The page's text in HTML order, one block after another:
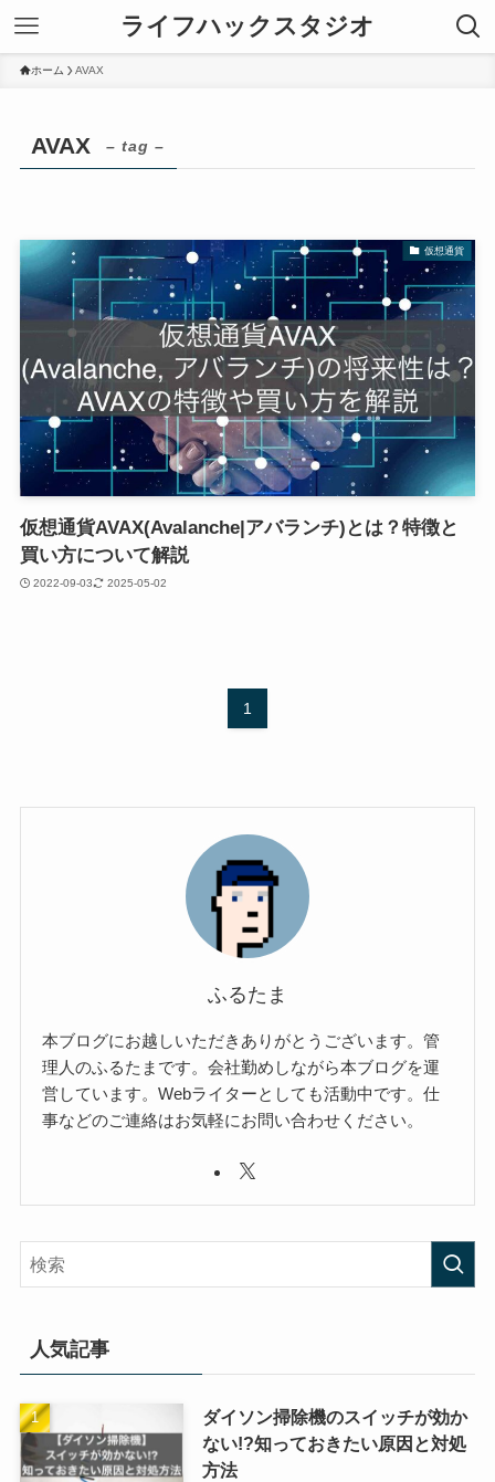
ライフハックスタジオ
ホーム AVAX
AVAX – tag –
仮想通貨
仮想通貨AVAX(Avalanche|アバランチ)とは？特徴と
買い方について解説
2022-09-03 2025-05-02
1
ふるたま
本ブログにお越しいただきありがとうございます。管
理人のふるたまです。会社勤めしながら本ブログを運
営しています。Webライターとしても活動中です。仕
事などのご連絡はお気軽にお問い合わせください。
人気記事
ダイソン掃除機のスイッチが効か
ない!?知っておきたい原因と対処
方法